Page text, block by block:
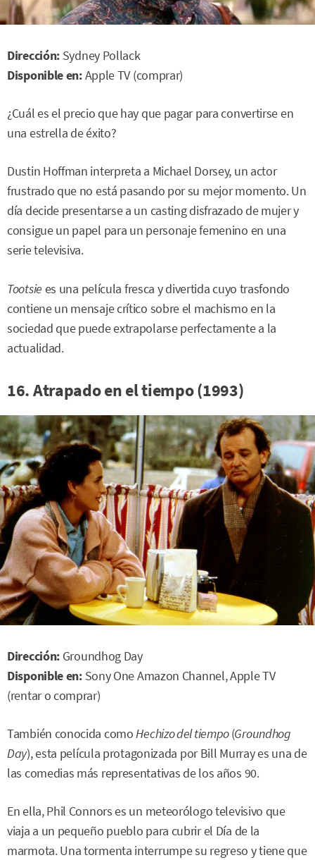
Dirección: Sydney Pollack
Disponible en:Apple TV (comprar)
¿Cuál es el precio que hay que pagar para convertirse en
una estrella de éxito?
Dustin Hoffman interpreta a Michael Dorsey, un actor
frustrado que no está pasando por su mejor momento. Un
día decide presentarse a un casting disfrazado de mujer y
consigue un papel para un personaje femenino en una
serie televisiva.
Tootsie es una película fresca y divertida cuyo trasfondo
contiene un mensaje crítico sobre el machismo en la
sociedad que puede extrapolarse perfectamente a la
actualidad.
16. Atrapado en el tiempo (1993)
Dirección: Groundhog Day
Disponible en:Sony One Amazon Channel, Apple TV
(rentar o comprar)
También conocida comoHechizo del tiempo(Groundhog
Day), esta película protagonizada por Bill Murray es una de
las comedias más representativas de los años 90.
En ella, Phil Connors es un meteorólogo televisivo que
viaja a un pequeño pueblo para cubrir el Día de la
marmota. Una tormenta interrumpe su regreso y tiene que